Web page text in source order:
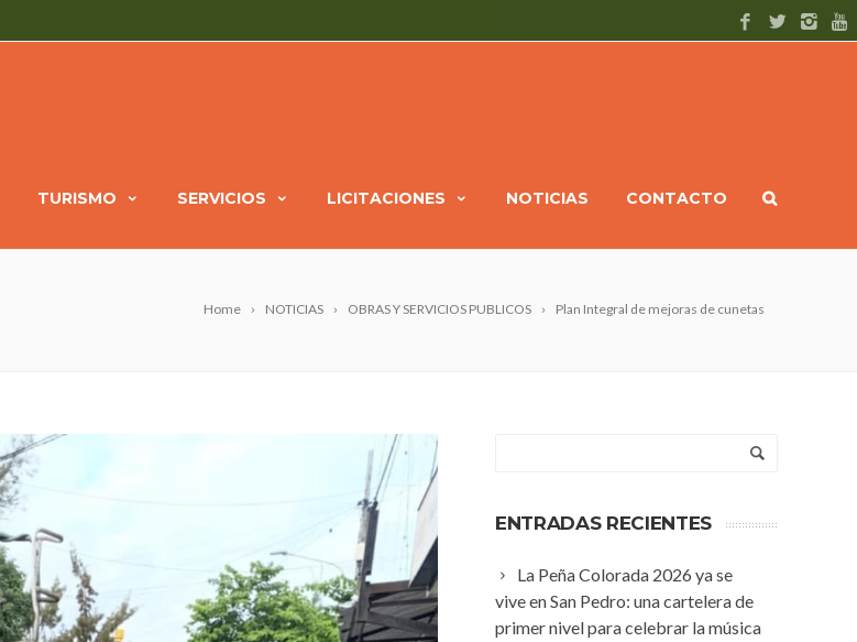
TURISMO SERVICIOS LICITACIONES NOTICIAS CONTACTO
Home NOTICIAS OBRAS Y SERVICIOS PUBLICOS Plan Integral de mejoras de cunetas
ENTRADAS RECIENTES
La Peña Colorada 2026 ya se
vive en San Pedro: una cartelera de
primer nivel para celebrar la música